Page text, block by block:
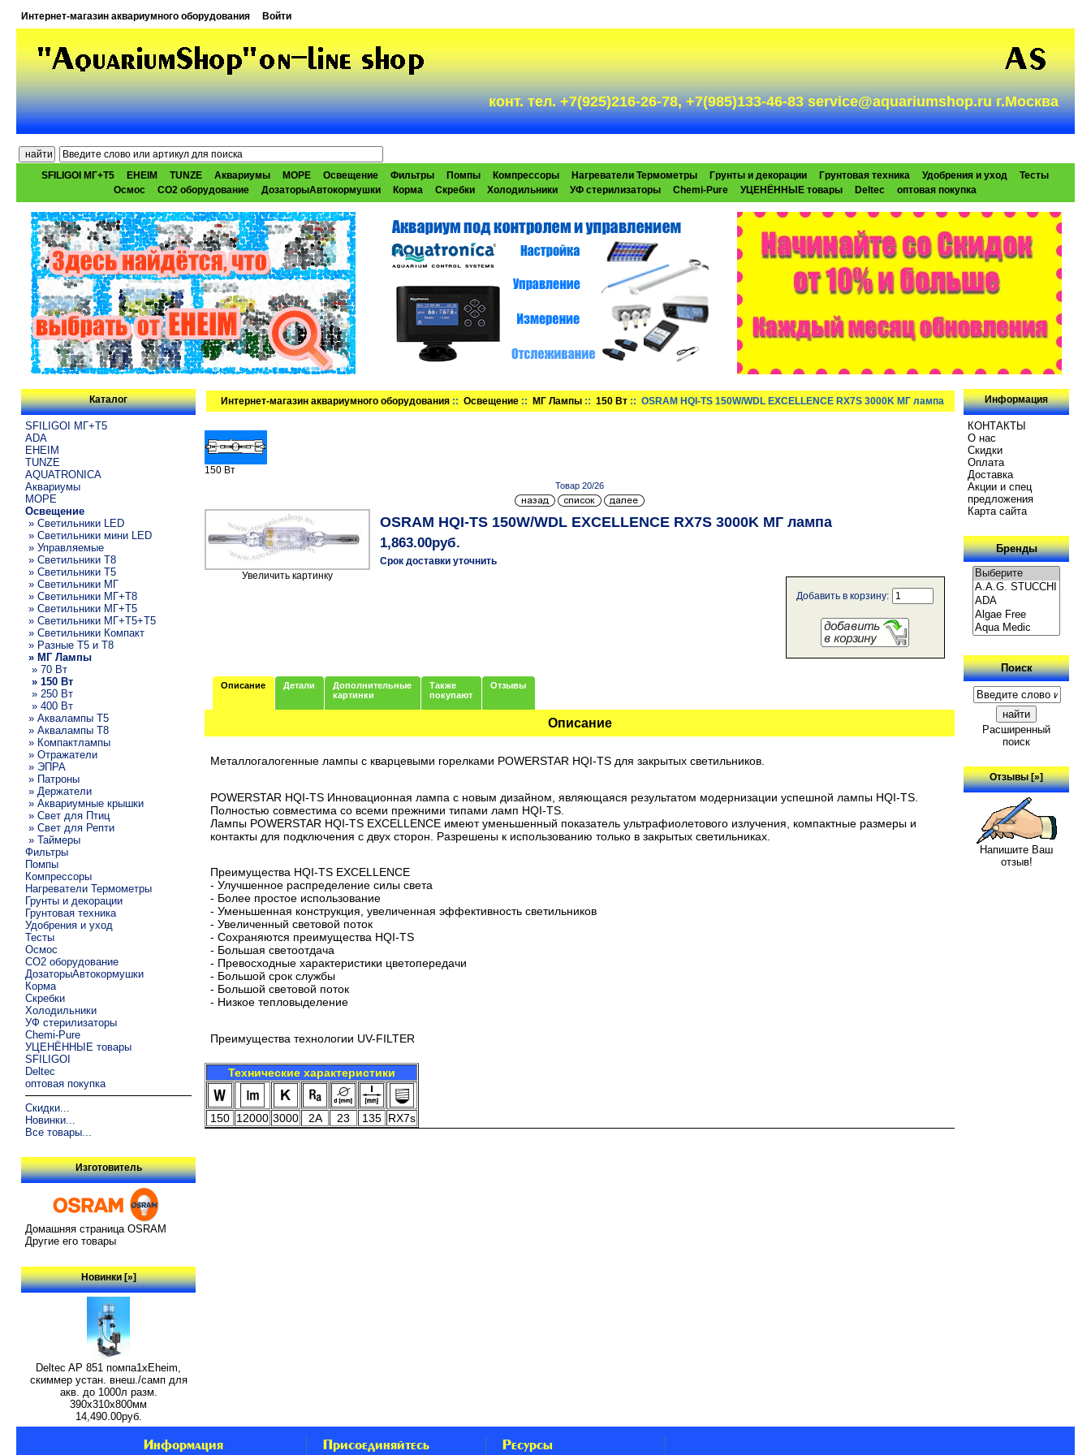
Интернет-магазин аквариумного оборудования Войти
конт. тел. +7(925)216-26-78, +7(985)133-46-83 service@aquariumshop.ru г.Москва
SFILIGOI МГ+Т5 EHEIM TUNZE Аквариумы МОРЕ Освещение Фильтры Помпы Компрессоры Нагреватели Термометры Грунты и декорации Грунтовая техника Удобрения и уход
Тесты
Осмос
CO2 оборудование ДозаторыАвтокормушки Корма Скребки Холодильники УФ стерилизаторы Chemi-Pure УЦЕНЁННЫЕ товары Deltec оптовая покупка
Каталог
SFILIGOI МГ+Т5
ADA
EHEIM
TUNZE
AQUATRONICA
Аквариумы
МОРЕ
Освещение
» Светильники LED
» Светильники мини LED
» Управляемые
» Светильники T8
» Светильники T5
» Светильники МГ
» Светильники МГ+T8
» Светильники МГ+T5
» Светильники МГ+T5+T5
» Светильники Компакт
» Разные T5 и T8
» МГ Лампы
» 70 Вт
» 150 Вт
» 250 Вт
» 400 Вт
» Аквалампы T5
» Аквалампы T8
» Компактлампы
» Отражатели
» ЭПРА
» Патроны
» Держатели
» Аквариумные крышки
» Свет для Птиц
» Свет для Репти
» Таймеры
Фильтры
Помпы
Компрессоры
Нагреватели Термометры
Грунты и декорации
Грунтовая техника
Удобрения и уход
Тесты
Осмос
CO2 оборудование
ДозаторыАвтокормушки
Корма
Скребки
Холодильники
УФ стерилизаторы
Chemi-Pure
УЦЕНЁННЫЕ товары
SFILIGOI
Deltec
оптовая покупка
Скидки...
Новинки...
Все товары...
Изготовитель
Домашняя страница OSRAM
Другие его товары
Новинки [»]
Deltec AP 851 помпа1xEheim,
скиммер устан. внеш./самп для
акв. до 1000л разм.
390х310х800мм
14,490.00руб.
Интернет-магазин аквариумного оборудования ::Освещение :: МГ Лампы ::150 Вт :: OSRAM HQI-TS 150W/WDL EXCELLENCE RX7S 3000K МГ лампа
150 Вт
Товар 20/26
Увеличить картинку
OSRAM HQI-TS 150W/WDL EXCELLENCE RX7S 3000K МГ лампа
1,863.00руб.
Срок доставки уточнить
Добавить в корзину:
Описание Детали
Дополнительные
картинки
Также
покупают
Отзывы
Описание
Металлогалогенные лампы с кварцевыми горелками POWERSTAR HQI-TS для закрытых светильников.
POWERSTAR HQI-TS Инновационная лампа с новым дизайном, являющаяся результатом модернизации успешной лампы HQI-TS.
Полностью совместима со всеми прежними типами ламп HQI-TS.
Лампы POWERSTAR HQI-TS EXCELLENCE имеют уменьшенный показатель ультрафиолетового излучения, компактные размеры и
контакты для подключения с двух сторон. Разрешены к использованию только в закрытых светильниках.
Преимущества HQI-TS EXCELLENCE
- Улучшенное распределение силы света
- Более простое использование
- Уменьшенная конструкция, увеличенная эффективность светильников
- Увеличенный световой поток
- Сохраняются преимущества HQI-TS
- Большая светоотдача
- Превосходные характеристики цветопередачи
- Большой срок службы
- Большой световой поток
- Низкое тепловыделение
Преимущества технологии UV-FILTER
Технические характеристики
150 12000 3000 2A 23 135 RX7s
Информация
КОНТАКТЫ
О нас
Скидки
Oплатa
Доставка
Акции и спец
предложения
Карта сайта
Бренды
Поиск
Расширенный
поиск
Отзывы [»]
Напишите Ваш
отзыв!
Информация Присоединяйтесь Ресурсы